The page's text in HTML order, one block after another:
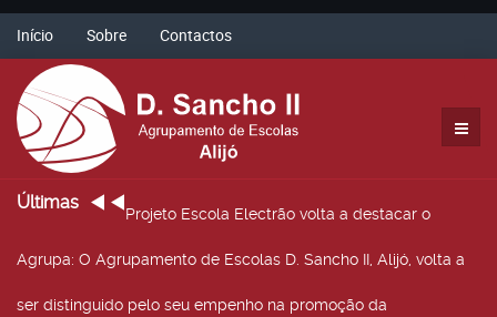
Início Sobre Contactos
Últimas
Projeto Escola Electrão volta a destacar o
Agrupa: O Agrupamento de Escolas D. Sancho II, Alijó, volta a
ser distinguido pelo seu empenho na promoção da